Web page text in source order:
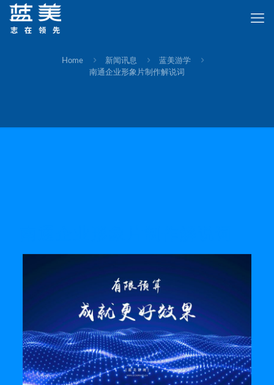
Home 新闻讯息
蓝美游学
南通企业形象片制作解说词